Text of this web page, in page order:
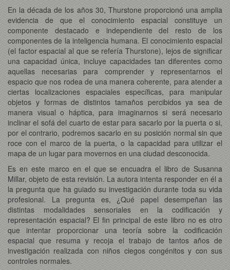
En la década de los años 30, Thurstone proporcionó una amplia
evidencia de que el conocimiento espacial constituye un
componente destacado e independiente del resto de los
componentes de la inteligencia humana. El conocimiento espacial
(el factor espacial al que se refería Thurstone), lejos de significar
una capacidad única, incluye capacidades tan diferentes como
aquellas necesarias para comprender y representarnos el
espacio que nos rodea de una manera coherente, para atender a
ciertas localizaciones espaciales específicas, para manipular
objetos y formas de distintos tamaños percibidos ya sea de
manera visual o háptica, para imaginarnos si será necesario
inclinar el sofá del cuarto de estar para sacarlo por la puerta o si,
por el contrario, podremos sacarlo en su posición normal sin que
roce con el marco de la puerta, o la capacidad para utilizar el
mapa de un lugar para movernos en una ciudad desconocida.
Es en este marco en el que se encuadra el libro de Susanna
Millar, objeto de esta revisión. La autora intenta responder en él a
la pregunta que ha guiado su investigación durante toda su vida
profesional. La pregunta es, ¿Qué papel desempeñan las
distintas modalidades sensoriales en la codificación y
representación espacial? El fin principal de este libro no es otro
que intentar proporcionar una teoría sobre la codificación
espacial que resuma y recoja el trabajo de tantos años de
investigación realizada con niños ciegos congénitos y con sus
controles normales.